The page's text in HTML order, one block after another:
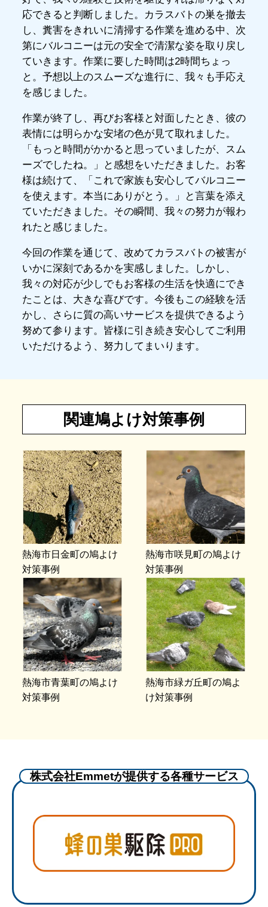
応できると判断しました。カラスバトの巣を撤去
し、糞害をきれいに清掃する作業を進める中、次
第にバルコニーは元の安全で清潔な姿を取り戻し
ていきます。作業に要した時間は2時間ちょっ
と。予想以上のスムーズな進行に、我々も手応え
を感じました。
作業が終了し、再びお客様と対面したとき、彼の
表情には明らかな安堵の色が見て取れました。
「もっと時間がかかると思っていましたが、スム
ーズでしたね。」と感想をいただきました。お客
様は続けて、「これで家族も安心してバルコニー
を使えます。本当にありがとう。」と言葉を添え
ていただきました。その瞬間、我々の努力が報わ
れたと感じました。
今回の作業を通じて、改めてカラスバトの被害が
いかに深刻であるかを実感しました。しかし、
我々の対応が少しでもお客様の生活を快適にでき
たことは、大きな喜びです。今後もこの経験を活
かし、さらに質の高いサービスを提供できるよう
努めて参ります。皆様に引き続き安心してご利用
いただけるよう、努力してまいります。
関連鳩よけ対策事例
熱海市日金町の鳩よけ
対策事例
熱海市咲見町の鳩よけ
対策事例
熱海市青葉町の鳩よけ
対策事例
熱海市緑ガ丘町の鳩よ
け対策事例
株式会社Emmetが提供する各種サービス